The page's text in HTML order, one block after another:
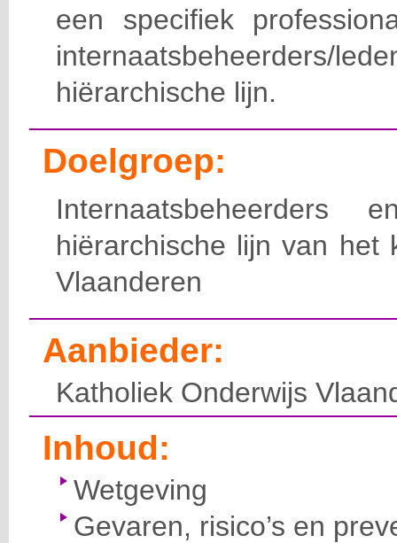
een specifiek
hiërarchische lijn.
Doelgroep:
hiërarchische lijn van het
Vlaanderen
Aanbieder:
Katholiek Onderwijs
Inhoud:
Wetgeving
Gevaren, risico’s en